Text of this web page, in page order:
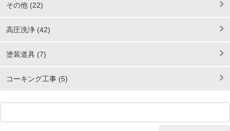
その他 (22)
高圧洗浄 (42)
塗装道具 (7)
コーキング工事 (5)